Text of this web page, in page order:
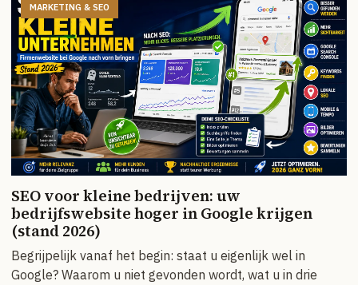
MARKETING & SEO
SEO voor kleine bedrijven: uw
bedrijfswebsite hoger in Google krijgen
(stand 2026)
Begrijpelijk vanaf het begin: staat u eigenlijk wel in
Google? Waarom u niet gevonden wordt, wat u in drie